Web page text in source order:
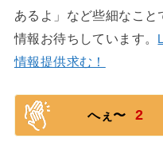
あるよ」など些細なこ
情報お待ちしています。
情報提供求む！
へぇ〜 2